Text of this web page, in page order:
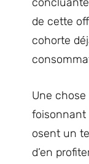
de cette
cohorte
Une chose
foisonnant
osent un
d’en